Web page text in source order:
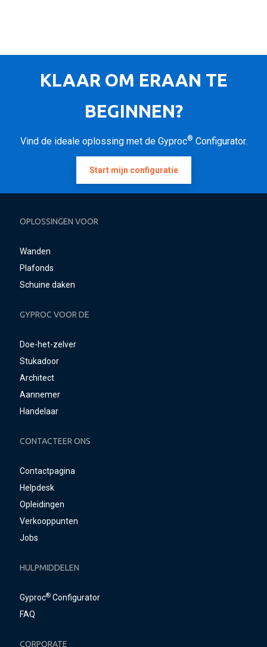
KLAAR OM ERAAN TE
BEGINNEN?
Vind de ideale oplossing met de Gyproc® Configurator.
Start mijn configuratie
OPLOSSINGEN VOOR
Wanden
Plafonds
Schuine daken
GYPROC VOOR DE
Doe-het-zelver
Stukadoor
Architect
Aannemer
Handelaar
CONTACTEER ONS
Contactpagina
Helpdesk
Opleidingen
Verkooppunten
Jobs
HULPMIDDELEN
Gyproc® Configurator
FAQ
CORPORATE